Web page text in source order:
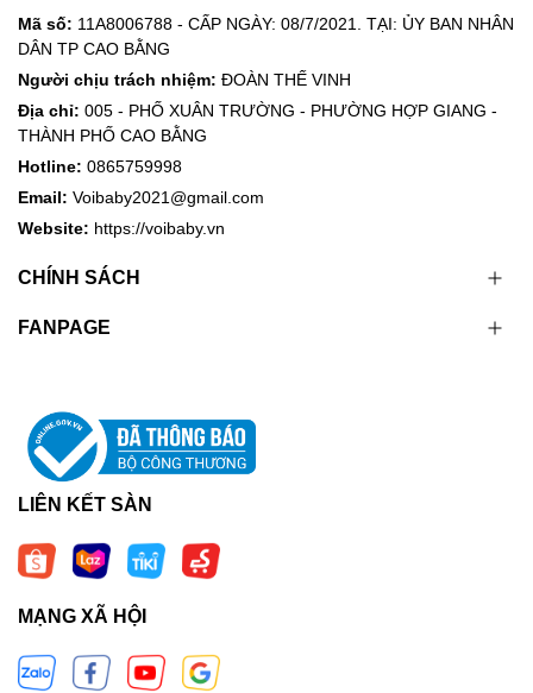
Mã số: 11A8006788 - CẤP NGÀY: 08/7/2021. TẠI: ỦY BAN NHÂN
DÂN TP CAO BẰNG
Người chịu trách nhiệm: ĐOÀN THẾ VINH
Địa chỉ: 005 - PHỐ XUÂN TRƯỜNG - PHƯỜNG HỢP GIANG -
THÀNH PHỐ CAO BẰNG
Hotline: 0865759998
Email: Voibaby2021@gmail.com
Website: https://voibaby.vn
CHÍNH SÁCH
FANPAGE
LIÊN KẾT SÀN
MẠNG XÃ HỘI